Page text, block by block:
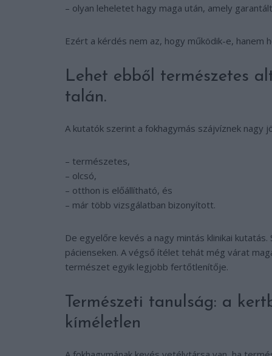
– olyan leheletet hagy maga után, amely
Ezért a kérdés nem az, hogy működik-e, hanem
Lehet ebből természetes
talán.
A kutatók szerint a fokhagymás szájvíznek nagy
– természetes,
– olcsó,
– otthon is előállítható, és
– már több vizsgálatban bizonyított.
De egyelőre kevés a nagy mintás klinikai
pácienseken. A végső ítélet tehát még várat
természet egyik legjobb fertőtlenítője.
Természeti tanulság: a
kíméletlen